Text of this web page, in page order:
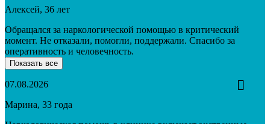
Алексей, 36 лет
Обращался за наркологической помощью в критический
момент. Не отказали, помогли, поддержали. Спасибо за
оперативность и человечность.
Показать все
07.08.2026
Марина, 33 года